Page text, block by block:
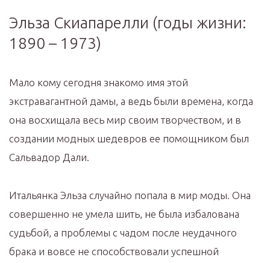
Эльза Скиапарелли (годы жизни:
1890 – 1973)
Мало кому сегодня знакомо имя этой
экстравагантной дамы, а ведь были времена, когда
она восхищала весь мир своим творчеством, и в
создании модных шедевров ее помощником был
Сальвадор Дали.
Итальянка Эльза случайно попала в мир моды. Она
совершенно не умела шить, не была избалована
судьбой, а проблемы с чадом после неудачного
брака и вовсе не способствовали успешной